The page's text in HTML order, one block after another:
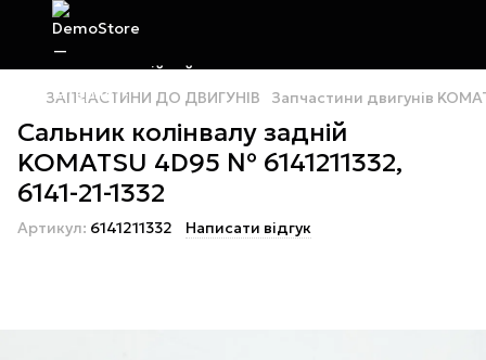
ЗАПЧАСТИНИ ДО ДВИГУНІВ Запчастини двигунів
Сальник колінвалу задній
KOMATSU 4D95 № 6141211332,
6141-21-1332
Артикул: 6141211332 Написати відгук